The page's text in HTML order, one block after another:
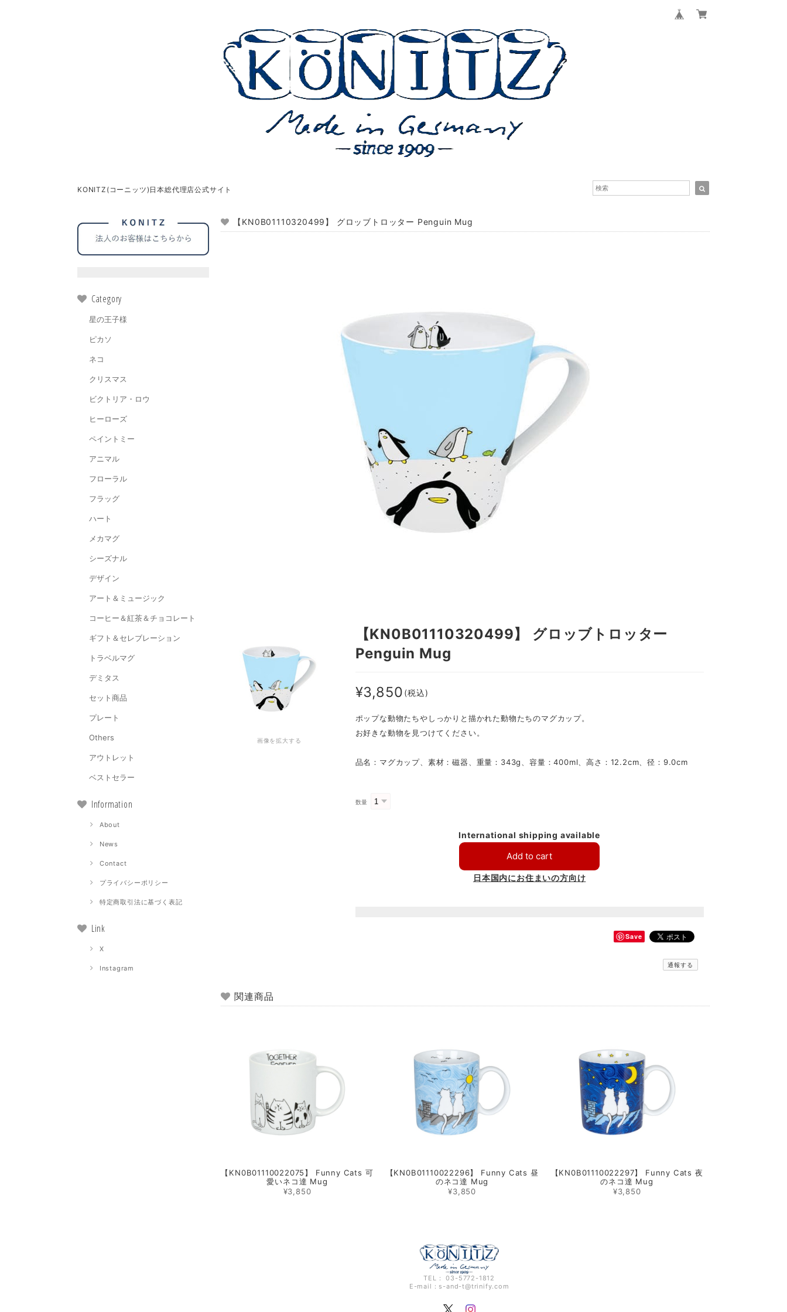
KONITZ(コーニッツ)日本総代理店公式サイト
Category
星の王子様
ピカソ
ネコ
クリスマス
ビクトリア・ロウ
ヒーローズ
ペイントミー
アニマル
フローラル
フラッグ
ハート
メカマグ
シーズナル
デザイン
アート＆ミュージック
コーヒー＆紅茶＆チョコレート
ギフト＆セレブレーション
トラベルマグ
デミタス
セット商品
プレート
Others
アウトレット
ベストセラー
Information
About
News
Contact
プライバシーポリシー
特定商取引法に基づく表記
Link
X
Instagram
【KN0B01110320499】 グロッブトロッター Penguin Mug
画像を拡大する
【KN0B01110320499】 グロッブトロッター
Penguin Mug
¥3,850 (税込)
ポップな動物たちやしっかりと描かれた動物たちのマグカップ。
お好きな動物を見つけてください。
品名：マグカップ、素材：磁器、重量：343g、容量：400ml、高さ：12.2cm、径：9.0cm
数量
International shipping available
Add to cart
日本国内にお住まいの方向け
Save
通報する
関連商品
【KN0B01110022075】 Funny Cats 可
愛いネコ達 Mug
¥3,850
【KN0B01110022296】 Funny Cats 昼
のネコ達 Mug
¥3,850
【KN0B01110022297】 Funny Cats 夜
のネコ達 Mug
¥3,850
TEL： 03-5772-1812
E-mail： s-and-t@trinify.com